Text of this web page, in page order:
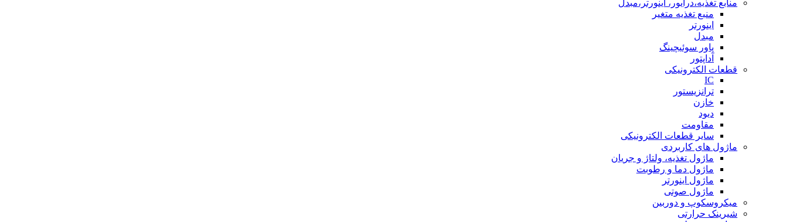
منابع تغذیه،درایور، اینورتر،مبدل
منبع تغذیه متغیر
اینورتر
مبدل
پاور سوئیچینگ
آداپتور
قطعات الکترونیکی
IC
ترانزیستور
خازن
دیود
مقاومت
سایر قطعات الکترونیکی
ماژول های کاربردی
ماژول تغذیه، ولتاژ و جریان
ماژول دما و رطوبت
ماژول اینورتر
ماژول صوتی
میکروسکوپ و دوربین
شیرینک حرارتی